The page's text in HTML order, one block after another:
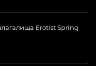
Erotist Spring